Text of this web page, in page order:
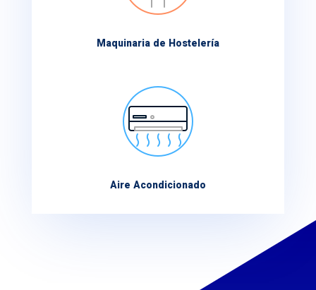
Maquinaria de Hostelería
Aire Acondicionado